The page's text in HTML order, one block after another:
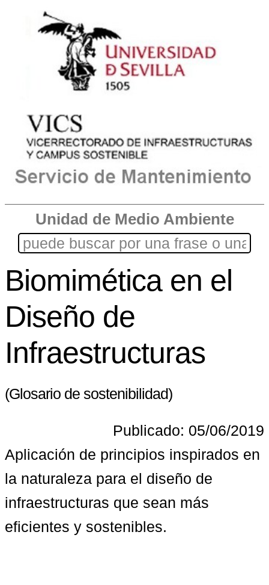
Unidad de Medio Ambiente
Biomimética en el
Diseño de
Infraestructuras
(Glosario de sostenibilidad)
Publicado: 05/06/2019
Aplicación de principios inspirados en
la naturaleza para el diseño de
infraestructuras que sean más
eficientes y sostenibles.